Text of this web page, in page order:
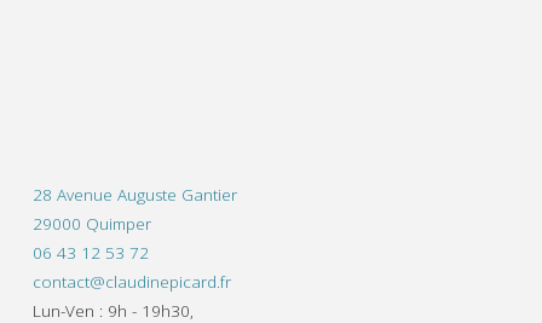
28 Avenue Auguste Gantier
29000 Quimper
06 43 12 53 72
contact@claudinepicard.fr
Lun-Ven : 9h - 19h30,